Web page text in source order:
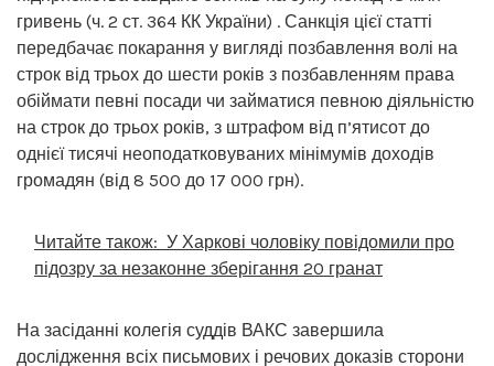
гривень (ч. 2 ст. 364 КК України) . Санкція цієї статті
передбачає покарання у вигляді позбавлення волі на
строк від трьох до шести років з позбавленням права
обіймати певні посади чи займатися певною діяльністю
на строк до трьох років, з штрафом від п’ятисот до
однієї тисячі неоподатковуваних мінімумів доходів
громадян (від 8 500 до 17 000 грн).
Читайте також: У Харкові чоловіку повідомили про
підозру за незаконне зберігання 20 гранат
На засіданні колегія суддів ВАКС завершила
дослідження всіх письмових і речових доказів сторони